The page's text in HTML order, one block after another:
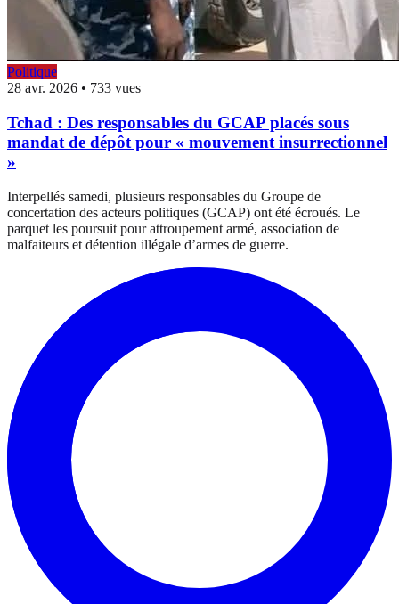
Politique
28 avr. 2026 • 733 vues
Tchad : Des responsables du GCAP placés sous
mandat de dépôt pour « mouvement insurrectionnel
»
Interpellés samedi, plusieurs responsables du Groupe de
concertation des acteurs politiques (GCAP) ont été écroués. Le
parquet les poursuit pour attroupement armé, association de
malfaiteurs et détention illégale d’armes de guerre.